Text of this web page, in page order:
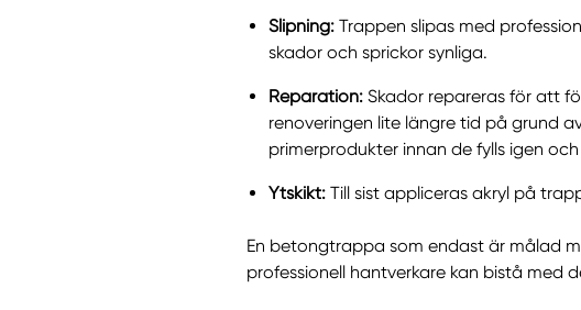
Slipning: Trappen slipas med
skador och sprickor synliga.
Reparation: Skador repareras för att
renoveringen lite längre tid på grund
primerprodukter innan de fylls igen
Ytskikt: Till sist appliceras akryl på
En betongtrappa som endast är målad
professionell hantverkare kan bistå med